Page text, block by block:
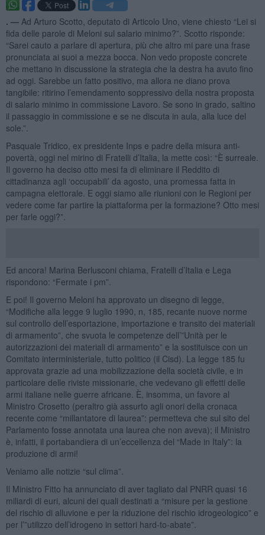
. — Ad Arturo Scotto, deputato di Articolo Uno, viene chiesto “Lei si
fida delle parole di Meloni sul salario minimo?”. Scotto risponde:
“Sarei cauto a parlare di apertura, più che altro mi pare una frase
pronunciata ai suoi a mezza bocca. Non vedo proposte concrete
che mettano in discussione la strategia che la destra ha avuto fino
ad oggi. Sarebbe un fatto positivo, ma allora ne diano prova
tangibile: ritirino l’emendamento soppressivo della nostra proposta
di salario minimo in commissione Lavoro. Se sono in grado, saltino
il passaggio in commissione e se ne discuta in aula, alla luce del
sole.”.
Pasquale Tridico, ex presidente Inps e padre della misura anti-
povertà, oggi nel mirino di Fratelli d’Italia, la mette così: “È surreale.
Il governo ha deciso otto mesi fa di eliminare il Reddito di
cittadinanza agli ‘occupabili’ da agosto, una promessa fatta in
campagna elettorale. E oggi siamo alle riunioni con le Regioni per
vedere come far partire la piattaforma per la formazione? Otto mesi
per farle oggi?”.
Ed ancora! Marina Berlusconi chiama, Fratelli d’Italia e Lega
rispondono: “Fermate i pm”.
E poi! Il governo Meloni ha approvato un disegno di legge,
“Modifiche alla legge 9 luglio 1990, n, 185, recante nuove norme
sul controllo dell’esportazione, importazione e transito dei materiali
di armamento”, che svuota le competenze dell’”Unità per le
autorizzazioni dei materiali di armamento” e la sostituisce con un
Comitato interministeriale, tutto politico (il Cisd). La legge 185 fu
approvata grazie ad una mobilizzazione della società civile, e in
particolare delle riviste missionarie, che vedevano gli effetti delle
armi italiane nelle guerre africane. È, insomma, un favore al
Ministro Crosetto (peraltro già assurto agli onori della cronaca
recente come “millantatore di laurea”: permetteva che sul sito del
Parlamento fosse annotata una laurea che non aveva); il Ministro
è, infatti, il portabandiera di un’eccellenza del “Made in Italy”: la
produzione di armi!
Veniamo alle notizie “sul clima”.
Il Ministro Fitto ha annunciato di aver tagliato dal PNRR quasi 16
miliardi di euri, alcuni dei quali destinati a “misure per la gestione
del rischio di alluvione e per la riduzione del rischio idrogeologico” e
per l’”utilizzo dell’idrogeno in settori hard-to-abate”.